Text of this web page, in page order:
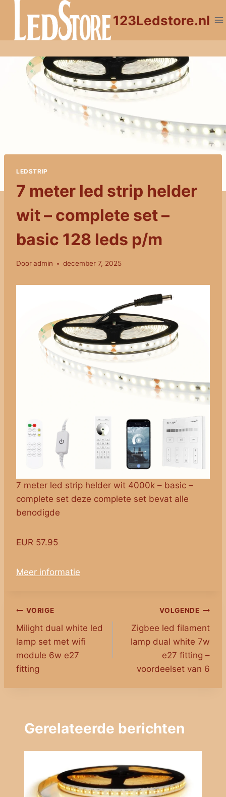
Doorgaan
inhoud
123Ledstore.nl
LEDSTRIP
7 meter led strip helder
wit – complete set –
basic 128 leds p/m
Dooradmin december 7, 2025
7 meter led strip helder wit 4000k – basic –
complete set deze complete set bevat alle
benodigde
EUR 57.95
Meer informatie
Bericht
navigatie
VORIGE
Milight dual white led
lamp set met wifi
module 6w e27
fitting
VOLGENDE
Zigbee led filament
lamp dual white 7w
e27 fitting –
voordeelset van 6
Gerelateerde berichten